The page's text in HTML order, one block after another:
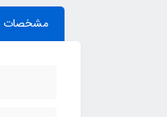
مشخصات